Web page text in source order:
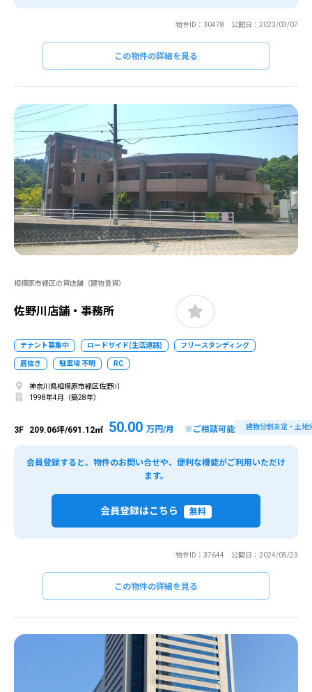
物件ID：30478 公開日：2023/03/07
この物件の詳細を見る
相模原市緑区の貸店舗（建物賃貸）
佐野川店舗・事務所
テナント募集中 ロードサイド(生活道路) フリースタンディング
居抜き 駐車場 不明 RC
神奈川県相模原市緑区佐野川
1998年4月（築28年）
3F 209.06坪/691.12㎡ 50.00 万円/月 ※ご相談可能 建物分割未定・土地
会員登録すると、物件のお問い合せや、便利な機能がご利用いただけ
ます。
会員登録はこちら 無料
物件ID：37644 公開日：2024/05/23
この物件の詳細を見る